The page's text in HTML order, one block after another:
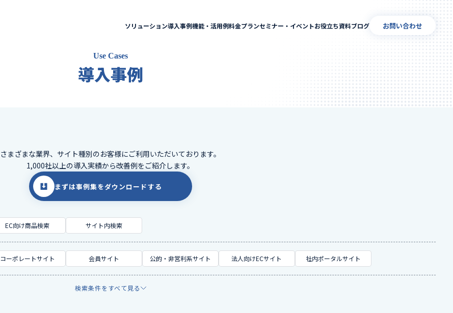
ソリューション導入事例機能・活用例料金プランセミナー・イベントお役立ち資料ブログ お問い合わせ
Use Cases
導入事例
さまざまな業界、サイト種別のお客様にご利用いただいております。
1,000社以上の導入実績から改善例をご紹介します。
まずは事例集をダウンロードする
EC向け商品検索 サイト内検索
コーポレートサイト 会員サイト 公的・非営利系サイト 法人向けECサイト 社内ポータルサイト
検索条件をすべて見る